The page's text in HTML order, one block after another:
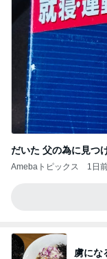
だいた 父の為に見つ
Amebaトピックス 1日
虜にな